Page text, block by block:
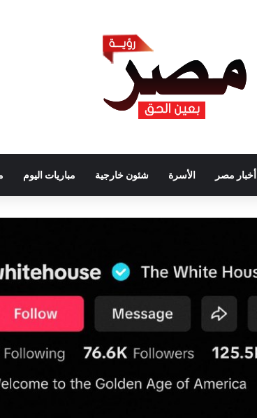
أخبار مصر الأسرة شئون خارجية مباريات اليوم